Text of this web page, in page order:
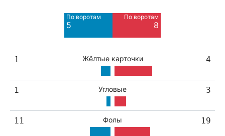
По воротам
5
По воротам
8
1 Жёлтые карточки 4
1 Угловые 3
11 Фолы 19